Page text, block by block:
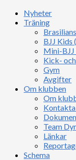
Nyheter
Träning
BJJ Kids
Mini-BJJ
Kick-
Gym
Avgifter
Om klubben
Om
Kontakta
Team
Länkar
Schema